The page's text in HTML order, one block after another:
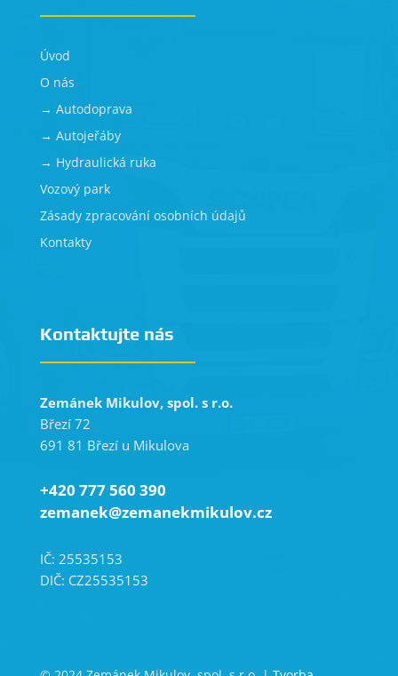
Úvod
O nás
→ Autodoprava
→ Autojeřáby
→ Hydraulická ruka
Vozový park
Zásady zpracování osobních údajů
Kontakty
Kontaktujte nás
Zemánek Mikulov, spol. s r.o.
Březí 72
691 81 Březí u Mikulova
+420 777 560 390
zemanek@zemanekmikulov.cz
IČ: 25535153
DIČ: CZ25535153